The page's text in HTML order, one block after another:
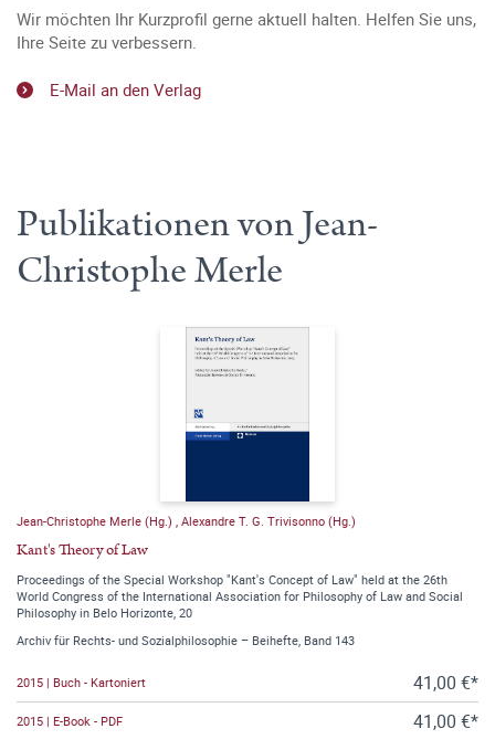
Wir möchten Ihr Kurzprofil gerne aktuell halten. Helfen Sie uns,
Ihre Seite zu verbessern.
E-Mail an den Verlag
Publikationen von Jean-
Christophe Merle
Jean-Christophe Merle (Hg.) Alexandre T. G. Trivisonno (Hg.)
Kant's Theory of Law
Proceedings of the Special Workshop "Kant's Concept of Law" held at the 26th
World Congress of the International Association for Philosophy of Law and Social
Philosophy in Belo Horizonte, 20
Archiv für Rechts- und Sozialphilosophie – Beihefte, Band 143
2015 | Buch - Kartoniert 41,00 €*
2015 | E-Book - PDF 41,00 €*